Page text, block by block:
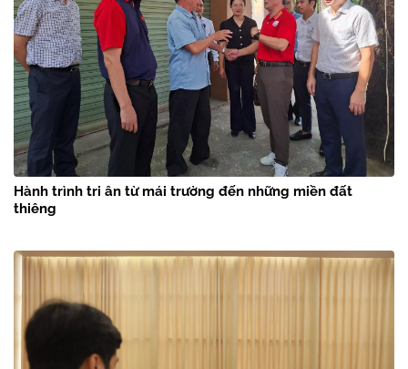
Hành trình tri ân từ mái trường đến những miền đất
thiêng